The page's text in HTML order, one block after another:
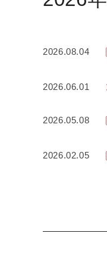
2026.08.04
2026.06.01
2026.05.08
2026.02.05